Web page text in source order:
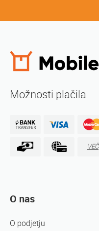
Možnosti plačila
VEČ
O nas
O podjetju